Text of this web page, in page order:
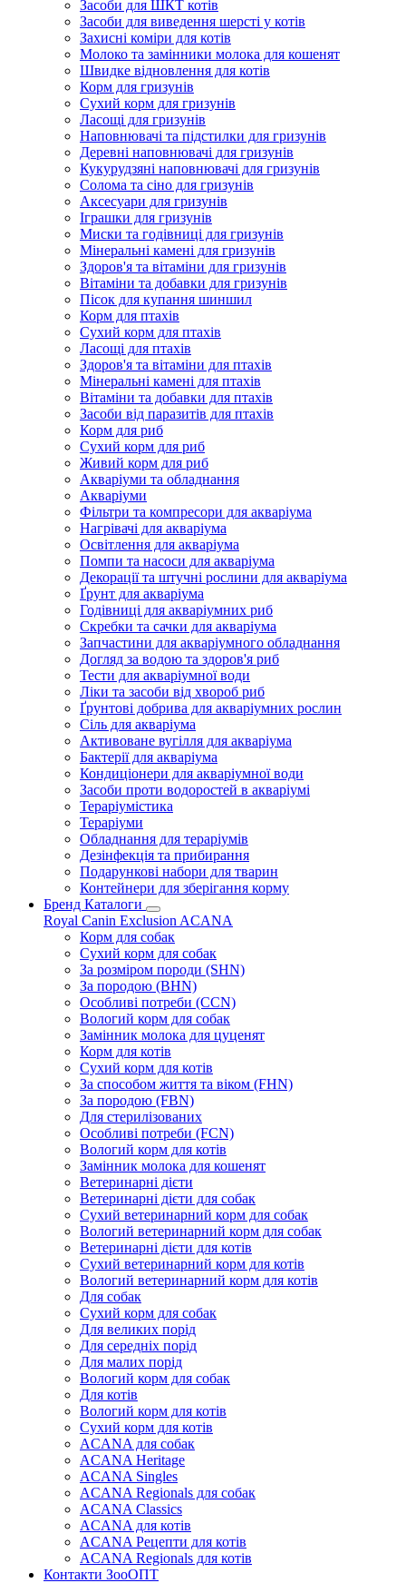
Засоби для ШКТ котів
Засоби для виведення шерсті у котів
Захисні коміри для котів
Молоко та замінники молока для кошенят
Швидке відновлення для котів
Корм для гризунів
Сухий корм для гризунів
Ласощі для гризунів
Наповнювачі та підстилки для гризунів
Деревні наповнювачі для гризунів
Кукурудзяні наповнювачі для гризунів
Солома та сіно для гризунів
Аксесуари для гризунів
Іграшки для гризунів
Миски та годівниці для гризунів
Мінеральні камені для гризунів
Здоров'я та вітаміни для гризунів
Вітаміни та добавки для гризунів
Пісок для купання шиншил
Корм для птахів
Сухий корм для птахів
Ласощі для птахів
Здоров'я та вітаміни для птахів
Мінеральні камені для птахів
Вітаміни та добавки для птахів
Засоби від паразитів для птахів
Корм для риб
Сухий корм для риб
Живий корм для риб
Акваріуми та обладнання
Акваріуми
Фільтри та компресори для акваріума
Нагрівачі для акваріума
Освітлення для акваріума
Помпи та насоси для акваріума
Декорації та штучні рослини для акваріума
Ґрунт для акваріума
Годівниці для акваріумних риб
Скребки та сачки для акваріума
Запчастини для акваріумного обладнання
Догляд за водою та здоров'я риб
Тести для акваріумної води
Ліки та засоби від хвороб риб
Ґрунтові добрива для акваріумних рослин
Сіль для акваріума
Активоване вугілля для акваріума
Бактерії для акваріума
Кондиціонери для акваріумної води
Засоби проти водоростей в акваріумі
Тераріумістика
Тераріуми
Обладнання для тераріумів
Дезінфекція та прибирання
Подарункові набори для тварин
Контейнери для зберігання корму
Бренд Каталоги
Royal Canin Exclusion ACANA
Корм для собак
Сухий корм для собак
За розміром породи (SHN)
За породою (BHN)
Особливі потреби (CCN)
Вологий корм для собак
Замінник молока для цуценят
Корм для котів
Сухий корм для котів
За способом життя та віком (FHN)
За породою (FBN)
Для стерилізованих
Особливі потреби (FCN)
Вологий корм для котів
Замінник молока для кошенят
Ветеринарні дієти
Ветеринарні дієти для собак
Сухий ветеринарний корм для собак
Вологий ветеринарний корм для собак
Ветеринарні дієти для котів
Сухий ветеринарний корм для котів
Вологий ветеринарний корм для котів
Для собак
Сухий корм для собак
Для великих порід
Для середніх порід
Для малих порід
Вологий корм для собак
Для котів
Вологий корм для котів
Сухий корм для котів
ACANA для собак
ACANA Heritage
ACANA Singles
ACANA Regionals для собак
ACANA Classics
ACANA для котів
ACANA Рецепти для котів
ACANA Regionals для котів
Контакти ЗооОПТ